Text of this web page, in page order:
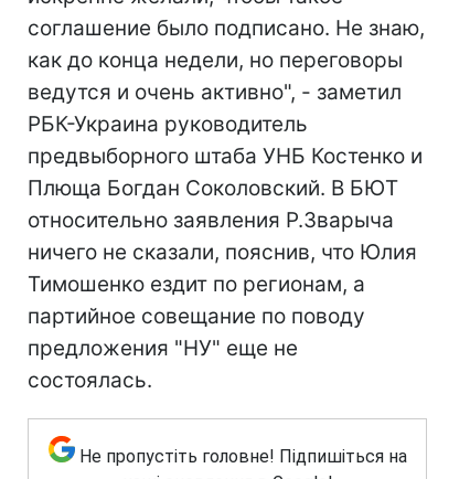
соглашение было подписано. Не знаю,
как до конца недели, но переговоры
ведутся и очень активно", - заметил
РБК-Украина руководитель
предвыборного штаба УНБ Костенко и
Плюща Богдан Соколовский. В БЮТ
относительно заявления Р.Зварыча
ничего не сказали, пояснив, что Юлия
Тимошенко ездит по регионам, а
партийное совещание по поводу
предложения "НУ" еще не
состоялась.
Не пропустіть головне! Підпишіться на